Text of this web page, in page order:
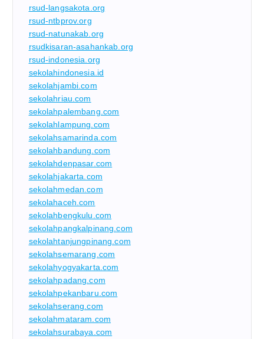
rsud-langsakota.org
rsud-ntbprov.org
rsud-natunakab.org
rsudkisaran-asahankab.org
rsud-indonesia.org
sekolahindonesia.id
sekolahjambi.com
sekolahriau.com
sekolahpalembang.com
sekolahlampung.com
sekolahsamarinda.com
sekolahbandung.com
sekolahdenpasar.com
sekolahjakarta.com
sekolahmedan.com
sekolahaceh.com
sekolahbengkulu.com
sekolahpangkalpinang.com
sekolahtanjungpinang.com
sekolahsemarang.com
sekolahyogyakarta.com
sekolahpadang.com
sekolahpekanbaru.com
sekolahserang.com
sekolahmataram.com
sekolahsurabaya.com